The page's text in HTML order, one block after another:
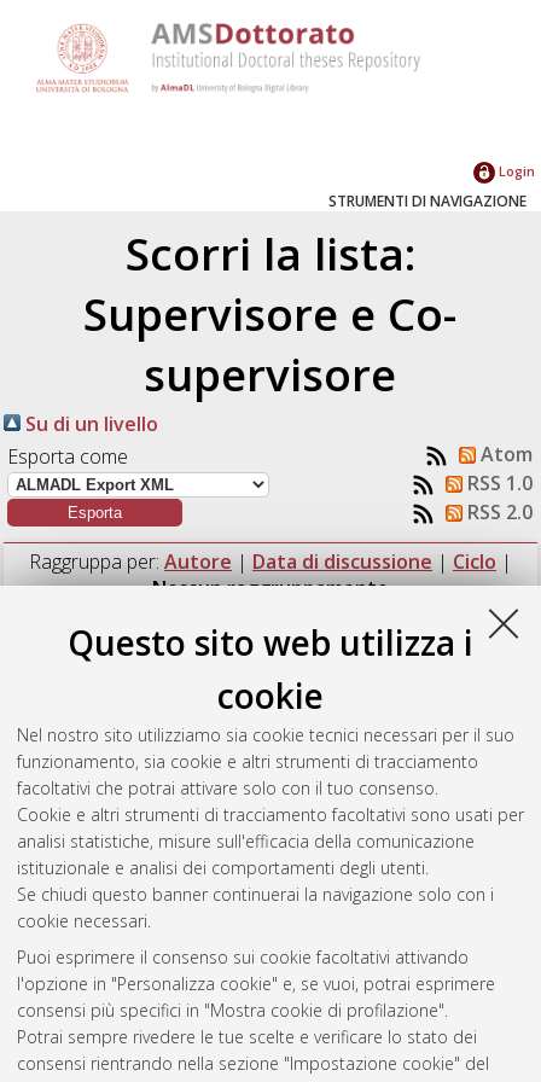
Questo sito web utilizza i
cookie
Nel nostro sito utilizziamo sia cookie tecnici necessari per il suo
funzionamento, sia cookie e altri strumenti di tracciamento
facoltativi che potrai attivare solo con il tuo consenso.
Cookie e altri strumenti di tracciamento facoltativi sono usati per
analisi statistiche, misure sull'efficacia della comunicazione
istituzionale e analisi dei comportamenti degli utenti.
Se chiudi questo banner continuerai la navigazione solo con i
cookie necessari.
Puoi esprimere il consenso sui cookie facoltativi attivando
l'opzione in "Personalizza cookie" e, se vuoi, potrai esprimere
consensi più specifici in "Mostra cookie di profilazione".
Potrai sempre rivedere le tue scelte e verificare lo stato dei
consensi rientrando nella sezione "Impostazione cookie" del
Login
STRUMENTI DI NAVIGAZIONE
Scorri la lista:
Supervisore e Co-
supervisore
Su di un livello
Esporta come
Atom
RSS 1.0
RSS 2.0
Raggruppa per: Autore | Data di discussione | Ciclo |
Nessun raggruppamento
Numero di documenti:1.
Proton radiotherapy: a therapeutic
opportunity for pediatric brain tumor patients
thesis], Alma Mater Studiorum Università di Bologna.
Dottorato di ricerca inOncologia, ematologia e patologia
Ciclo. DOI 10.48676/unibo/amsdottorato/9567.
Questa lista e' stata generata ilFri Aug 7 20:45:39 2026 CEST
Atom
Rss 1.0
Rss 2.0